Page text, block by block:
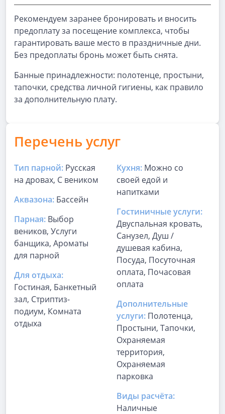
Рекомендуем заранее бронировать и вносить
предоплату за посещение комплекса, чтобы
гарантировать ваше место в праздничные дни.
Без предоплаты бронь может быть снята.
Банные принадлежности: полотенце, простыни,
тапочки, средства личной гигиены, как правило
за дополнительную плату.
Перечень услуг
Тип парной: Русская
на дровах, С веником
Аквазона: Бассейн
Парная: Выбор
веников, Услуги
банщика, Ароматы
для парной
Для отдыха:
Гостиная, Банкетный
зал, Стриптиз-
подиум, Комната
отдыха
Кухня: Можно со
своей едой и
напитками
Гостиничные услуги:
Двуспальная кровать,
Санузел, Душ /
душевая кабина,
Посуда, Посуточная
оплата, Почасовая
оплата
Дополнительные
услуги: Полотенца,
Простыни, Тапочки,
Охраняемая
территория,
Охраняемая
парковка
Виды расчёта:
Наличные